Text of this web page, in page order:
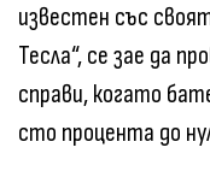
известен със
Тесла“, се зае да
справи, когато
сто процента до